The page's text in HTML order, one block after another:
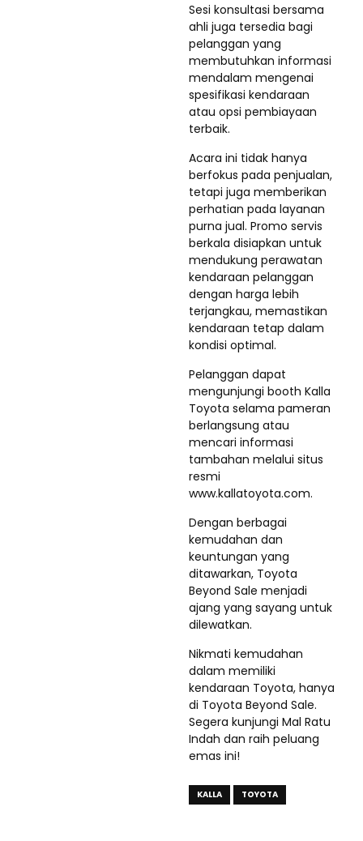
Sesi konsultasi bersama
ahli juga tersedia bagi
pelanggan yang
membutuhkan informasi
mendalam mengenai
spesifikasi kendaraan
atau opsi pembiayaan
terbaik.
Acara ini tidak hanya
berfokus pada penjualan,
tetapi juga memberikan
perhatian pada layanan
purna jual. Promo servis
berkala disiapkan untuk
mendukung perawatan
kendaraan pelanggan
dengan harga lebih
terjangkau, memastikan
kendaraan tetap dalam
kondisi optimal.
Pelanggan dapat
mengunjungi booth Kalla
Toyota selama pameran
berlangsung atau
mencari informasi
tambahan melalui situs
resmi
www.kallatoyota.com.
Dengan berbagai
kemudahan dan
keuntungan yang
ditawarkan, Toyota
Beyond Sale menjadi
ajang yang sayang untuk
dilewatkan.
Nikmati kemudahan
dalam memiliki
kendaraan Toyota, hanya
di Toyota Beyond Sale.
Segera kunjungi Mal Ratu
Indah dan raih peluang
emas ini!
KALLA TOYOTA